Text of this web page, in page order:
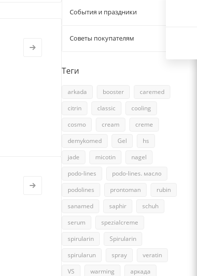
События и праздники
Советы покупателям
Теги
arkada booster
caremed
citrin
classic
cooling
cosmo
cream
creme
demykomed
Gel
hs
jade
micotin
nagel
podo-lines
podo-lines. масло
podolines
prontoman
rubin
sanamed
saphir
schuh
serum
spezialcreme
spirularin
Spirularin
spirularun
spray
veratin
VS
warming
аркада